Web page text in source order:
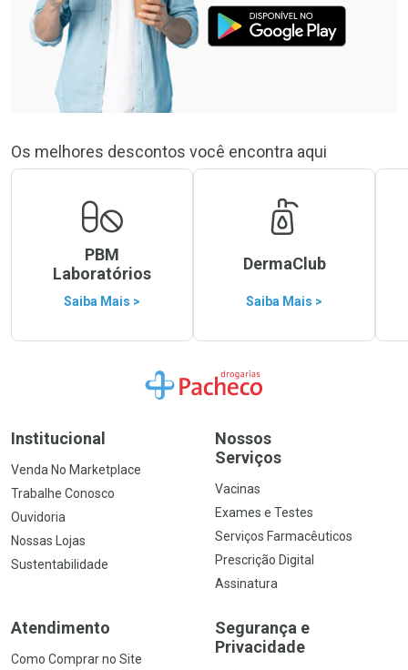
Os melhores descontos você encontra aqui
PBM
Laboratórios
Saiba Mais >
DermaClub
Saiba Mais >
Ir para a Home
Institucional
Venda No Marketplace
Trabalhe Conosco
Ouvidoria
Nossas Lojas
Sustentabilidade
Nossos
Serviços
Vacinas
Exames e Testes
Serviços Farmacêuticos
Prescrição Digital
Assinatura
Atendimento
Como Comprar no Site
Segurança e
Privacidade